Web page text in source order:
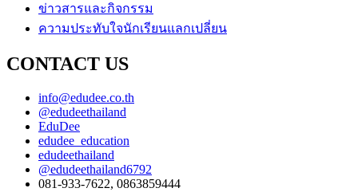
ข่าวสารและกิจกรรม
ความประทับใจนักเรียนแลกเปลี่ยน
CONTACT US
info@edudee.co.th
@edudeethailand
EduDee
edudee_education
edudeethailand
@edudeethailand6792
081-933-7622, 0863859444